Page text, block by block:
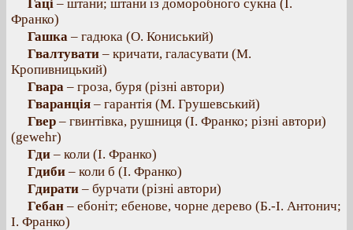
Гаці – штани; штани із доморобного сукна (І.
Франко)
Гашка – гадюка (О. Кониський)
Гвалтувати – кричати, галасувати (М.
Кропивницький)
Гвара – гроза, буря (різні автори)
Гваранція – гарантія (М. Грушевський)
Гвер – гвинтівка, рушниця (І. Франко; різні автори)
(gewehr)
Гди – коли (І. Франко)
Гдиби – коли б (І. Франко)
Гдирати – бурчати (різні автори)
Гебан – ебоніт; ебенове, чорне дерево (Б.-І. Антонич;
І. Франко)